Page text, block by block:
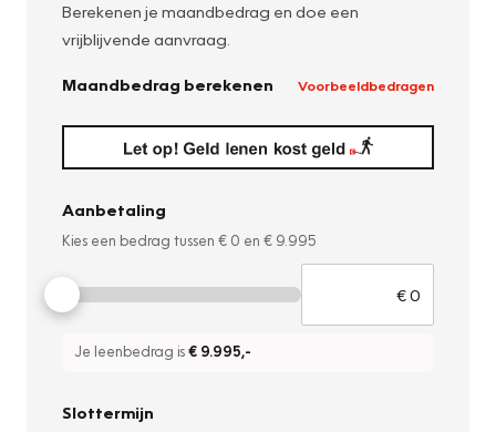
Berekenen je maandbedrag en doe een
vrijblijvende aanvraag.
Maandbedrag berekenen Voorbeeldbedragen
Aanbetaling
Kies een bedrag tussen € 0 en € 9.995
Je leenbedrag is€ 9.995,-
Slottermijn